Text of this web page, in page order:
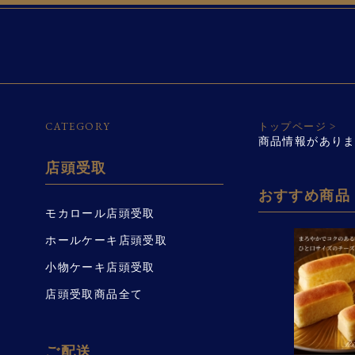
CATEGORY
店頭受取
モカロール店頭受取
ホールケーキ店頭受取
小物ケーキ店頭受取
店頭受取商品全て
ご配送
トップページ >
商品情報があり
おすすめ商品